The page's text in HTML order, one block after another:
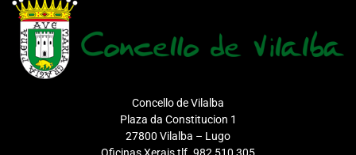
Concello de Vilalba
Plaza da Constitucion 1
27800 Vilalba – Lugo
Oficinas Xerais tlf. 982 510 305